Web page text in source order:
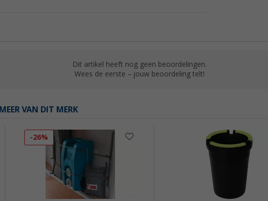
Dit artikel heeft nog geen beoordelingen.
Wees de eerste – jouw beoordeling telt!
MEER VAN DIT MERK
-26%